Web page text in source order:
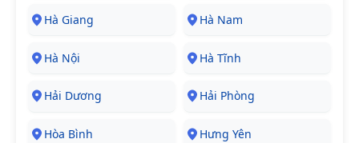
Hà Giang Hà Nam
Hà Nội Hà Tĩnh
Hải Dương Hải Phòng
Hòa Bình Hưng Yên